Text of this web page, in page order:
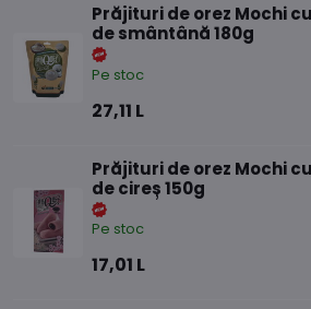
Prăjituri de orez Mochi
de smântână 180g
Pe stoc
27,11 L
Prăjituri de orez Mochi
de cireș 150g
Pe stoc
17,01 L